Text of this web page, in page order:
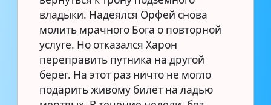
владыки. Надеялся Орфей снова
молить мрачного Бога о повторной
услуге. Но отказался Харон
переправить путника на другой
берег. На этот раз ничто не могло
подарить живому билет на ладью